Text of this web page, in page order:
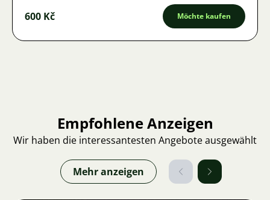
600 Kč Möchte kaufen
Empfohlene Anzeigen
Wir haben die interessantesten Angebote ausgewählt
Mehr anzeigen